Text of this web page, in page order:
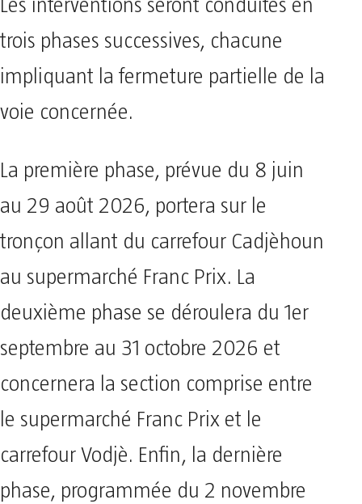
Les interventions seront conduites en
trois phases successives, chacune
impliquant la fermeture partielle de la
voie concernée.
La première phase, prévue du 8 juin
au 29 août 2026, portera sur le
tronçon allant du carrefour Cadjèhoun
au supermarché Franc Prix. La
deuxième phase se déroulera du 1er
septembre au 31 octobre 2026 et
concernera la section comprise entre
le supermarché Franc Prix et le
carrefour Vodjè. Enfin, la dernière
phase, programmée du 2 novembre